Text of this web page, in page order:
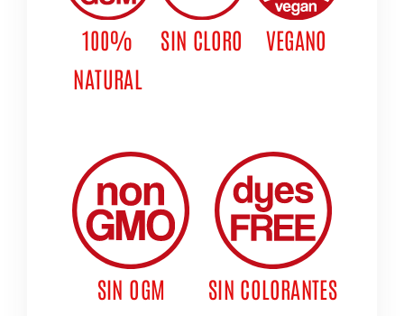
100%
NATURAL
SIN CLORO VEGANO
SIN OGM SIN COLORANTES